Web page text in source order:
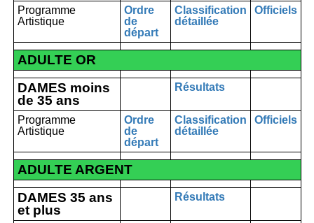
Programme
Artistique
Ordre
de
départ
Classification
détaillée
Officiels
ADULTE OR
DAMES moins
de 35 ans
Résultats
Programme
Artistique
Ordre
de
départ
Classification
détaillée
Officiels
ADULTE ARGENT
DAMES 35 ans
et plus
Résultats